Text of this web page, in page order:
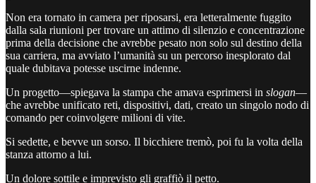
Non era tornato in camera per riposarsi, era letteralmente fuggito
dalla sala riunioni per trovare un attimo di silenzio e concentrazione
prima della decisione che avrebbe pesato non solo sul destino della
sua carriera, ma avviato l’umanità su un percorso inesplorato dal
quale dubitava potesse uscirne indenne.
Un progetto—spiegava la stampa che amava esprimersi in slogan—
che avrebbe unificato reti, dispositivi, dati, creato un singolo nodo di
comando per coinvolgere milioni di vite.
Si sedette, e bevve un sorso. Il bicchiere tremò, poi fu la volta della
stanza attorno a lui.
Un dolore sottile e imprevisto gli graffiò il petto.